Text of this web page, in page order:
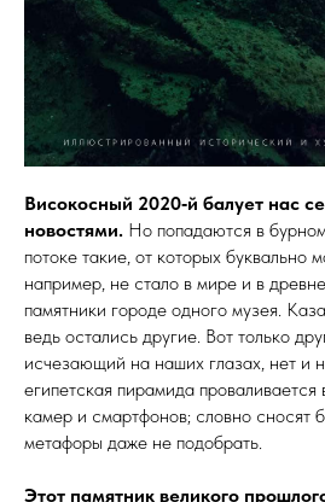
Високосный 2020‑й балует нас
новостями. Но попадаются в
потоке такие, от которых буквально
например, не стало в мире и в
памятники городе одного музея.
ведь остались другие. Вот только
исчезающий на наших глазах, нет и
египетская пирамида
камер и смартфонов; словно
метафоры даже не подобрать.
Этот памятник великого